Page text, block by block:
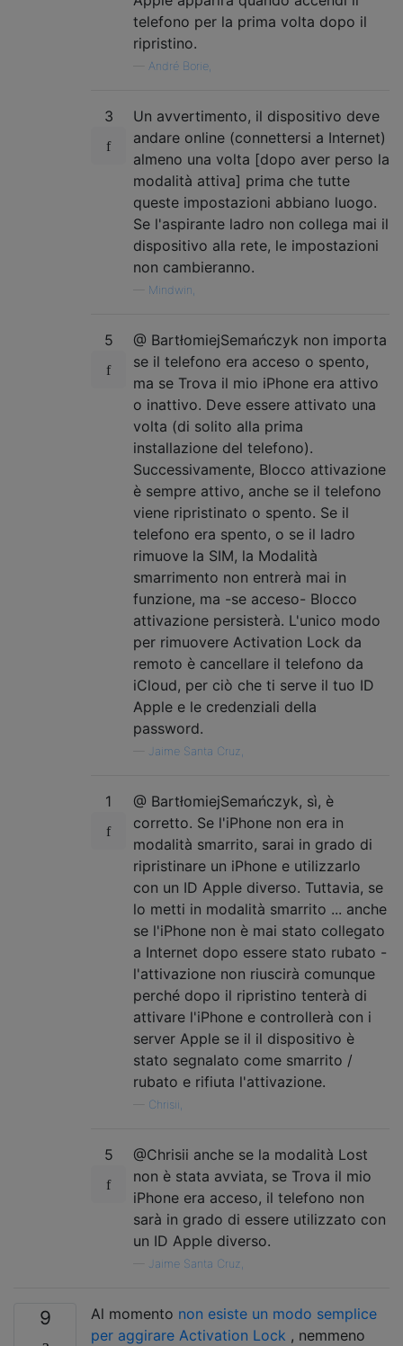
telefono per la prima volta dopo il
ripristino.
André Borie,
3
Un avvertimento, il dispositivo deve
andare online (connettersi a Internet)
almeno una volta [dopo aver perso la
modalità attiva] prima che tutte
queste impostazioni abbiano luogo.
Se l'aspirante ladro non collega mai il
dispositivo alla rete, le impostazioni
non cambieranno.
Mindwin,
5
@ BartłomiejSemańczyk non importa
se il telefono era acceso o spento,
ma se Trova il mio iPhone era attivo
o inattivo. Deve essere attivato una
volta (di solito alla prima
installazione del telefono).
Successivamente, Blocco attivazione
è sempre attivo, anche se il telefono
viene ripristinato o spento. Se il
telefono era spento, o se il ladro
rimuove la SIM, la Modalità
smarrimento non entrerà mai in
funzione, ma -se acceso- Blocco
attivazione persisterà. L'unico modo
per rimuovere Activation Lock da
remoto è cancellare il telefono da
iCloud, per ciò che ti serve il tuo ID
Apple e le credenziali della
password.
Jaime Santa Cruz,
1
@ BartłomiejSemańczyk, sì, è
corretto. Se l'iPhone non era in
modalità smarrito, sarai in grado di
ripristinare un iPhone e utilizzarlo
con un ID Apple diverso. Tuttavia, se
lo metti in modalità smarrito ... anche
se l'iPhone non è mai stato collegato
a Internet dopo essere stato rubato -
l'attivazione non riuscirà comunque
perché dopo il ripristino tenterà di
attivare l'iPhone e controllerà con i
server Apple se il il dispositivo è
stato segnalato come smarrito /
rubato e rifiuta l'attivazione.
Chrisii,
5
@Chrisii anche se la modalità Lost
non è stata avviata, se Trova il mio
iPhone era acceso, il telefono non
sarà in grado di essere utilizzato con
un ID Apple diverso.
Jaime Santa Cruz,
9 Al momento non esiste un modo semplice
per aggirare Activation Lock , nemmeno